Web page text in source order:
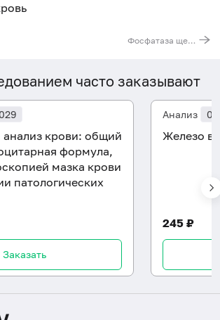
Фосфатаза щелочная общая
часто заказывают
анализ крови: общий
формула,
мазка крови
патологических
Заказать
Анализ
Железо в
245 ₽